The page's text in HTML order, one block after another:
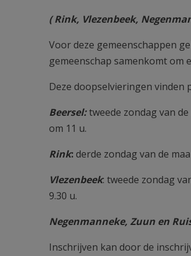
( Rink, Vlezenbeek,
Voor deze gemeenschappen
gemeenschap samenkomt om
Deze doopselvieringen vinden
Beersel:tweede zondag van
om 11 u.
Rink:derde zondag van de
Vlezenbeek: tweede zondag
9.30 u.
Negenmanneke, Zuun en
Inschrijven kan door de